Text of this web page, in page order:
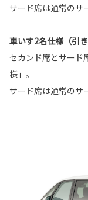
サード席は通常のサ
車いす2名仕様（引
セカンド席とサード
様」。
サード席は通常のサ